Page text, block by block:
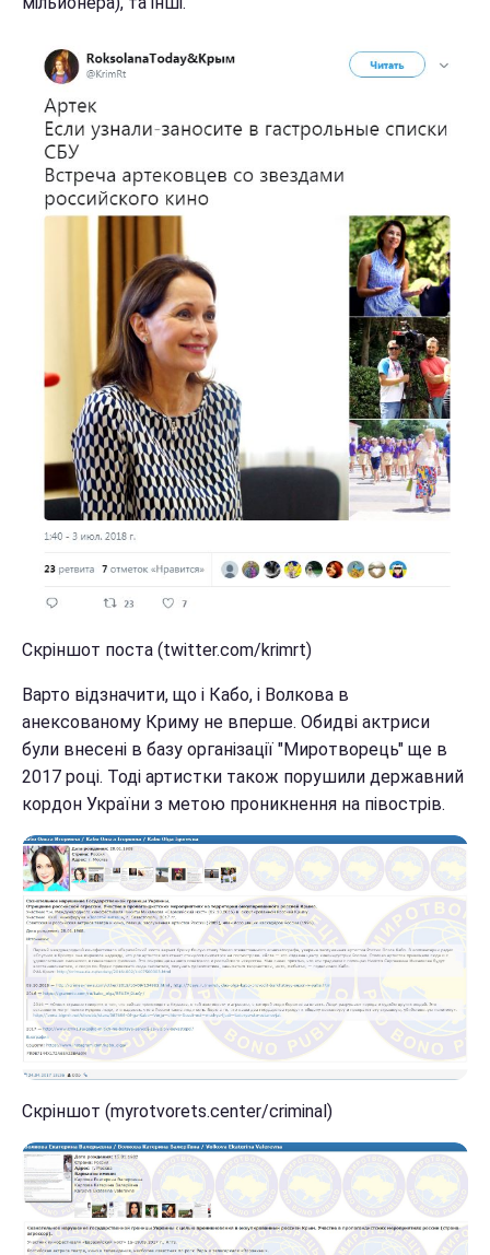
Скріншот поста (twitter.com/krimrt)
Варто відзначити, що і Кабо, і Волкова в
анексованому Криму не вперше. Обидві актриси
були внесені в базу організації "Миротворець" ще в
2017 році. Тоді артистки також порушили державний
кордон України з метою проникнення на півострів.
Скріншот (myrotvorets.center/criminal)